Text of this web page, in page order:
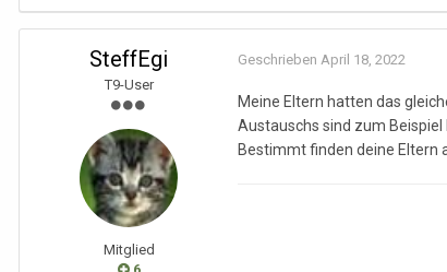
SteffEgi
T9-User
Mitglied
Geschrieben April 18, 2022
Meine Eltern hatten das
Austauschs sind zum
Bestimmt finden deine Eltern